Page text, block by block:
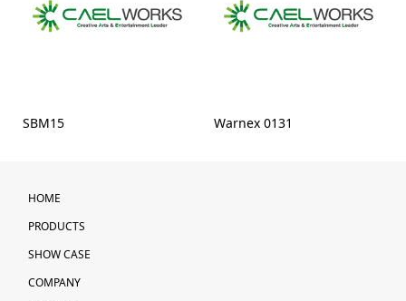
SBM15 Warnex 0131
HOME
PRODUCTS
SHOW CASE
COMPANY